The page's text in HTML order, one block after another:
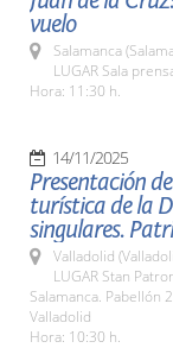
vuelo
Salamanca
LUGAR Sala
Hora: 11:30 h.
14/11/2025
Presentación
turística de la
singulares.
Valladolid
LUGAR Stan
Salamanca. Pabellón
Valladolid
Hora: 10:30 h.